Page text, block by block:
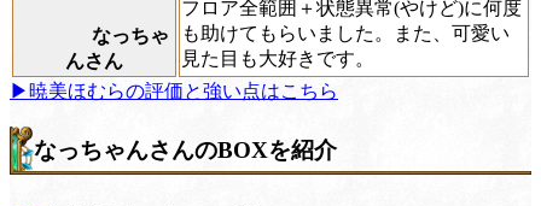
なっちゃ
んさん
フロア全範囲＋状態異常(やけど)に何度
も助けてもらいました。また、可愛い
見た目も大好きです。
▶暁美ほむらの評価と強い点はこちら
なっちゃんさんのBOXを紹介